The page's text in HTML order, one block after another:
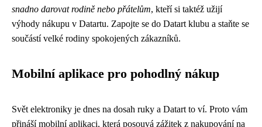
snadno darovat rodině nebo přátelům, kteří si taktéž užijí
výhody nákupu v Datartu. Zapojte se do Datart klubu a staňte se
součástí velké rodiny spokojených zákazníků.
Mobilní aplikace pro pohodlný nákup
Svět elektroniky je dnes na dosah ruky a Datart to ví. Proto vám
přináší mobilní aplikaci, která posouvá zážitek z nakupování na